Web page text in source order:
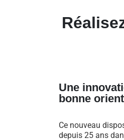
Une
bonne
Ce nouveau
depuis 25 ans